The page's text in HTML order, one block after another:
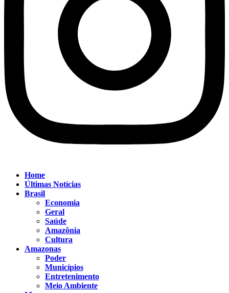
Home
Últimas Notícias
Brasil
Economia
Geral
Saúde
Amazônia
Cultura
Amazonas
Poder
Municípios
Entretenimento
Meio Ambiente